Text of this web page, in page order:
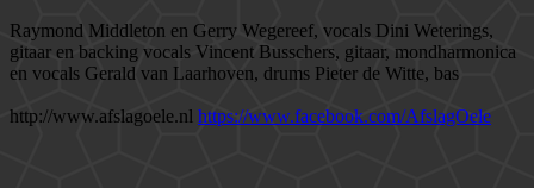
Raymond Middleton en Gerry Wegereef, vocals Dini Weterings,
gitaar en backing vocals Vincent Busschers, gitaar, mondharmonica
en vocals Gerald van Laarhoven, drums Pieter de Witte, bas
http://www.afslagoele.nl https://www.facebook.com/AfslagOele